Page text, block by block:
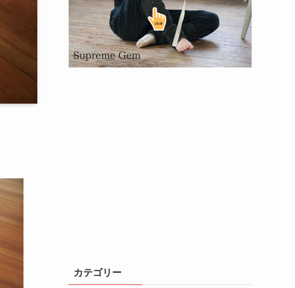
カテゴリー